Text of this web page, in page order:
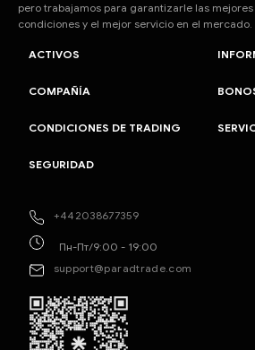
pero trabajamos para garantizarle las mejores
condiciones y el mejor servicio en el mercado.
+442038677359
Пн-Пт/9:00 - 19:00
support@paradtrade.com
ACTIVOS
COMPAÑÍA
CONDICIONES DE TRADING
SEGURIDAD